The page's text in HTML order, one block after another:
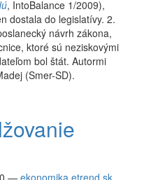
, IntoBalance 1/2009),
dostala do legislatívy. 2.
návrh zákona,
ktoré sú neziskovými
bol štát. Autormi
(Smer-SD).
— ekonomika.etrend.sk